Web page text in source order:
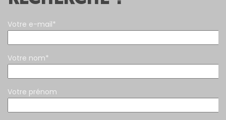
Votre e-mail*
Votre nom*
Votre prénom